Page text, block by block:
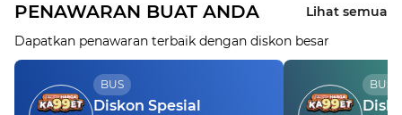
PENAWARAN BUAT ANDA
Lihat semua
Dapatkan penawaran terbaik dengan diskon besar
BUS
Diskon Spesial
BUS